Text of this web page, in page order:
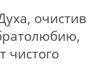
очистив
чистого